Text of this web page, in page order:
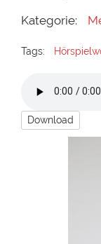
Kategorie:
Tags:
Download